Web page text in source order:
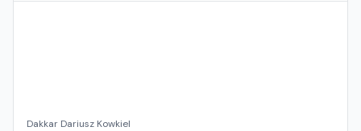
Dakkar Dariusz Kowkiel